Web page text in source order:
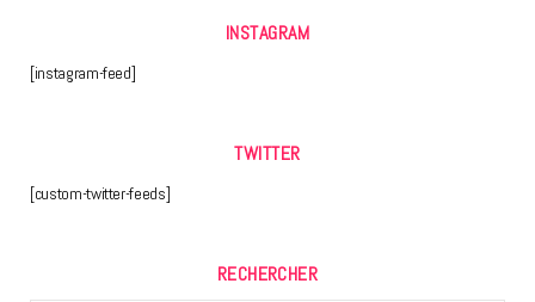
INSTAGRAM
[instagram-feed]
TWITTER
[custom-twitter-feeds]
RECHERCHER